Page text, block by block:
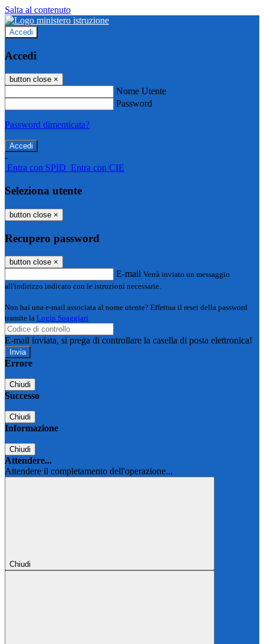
Salta al contenuto
Accedi
Accedi
button close ×
Nome Utente
Password
Password dimenticata?
-
Entra con SPID Entra con CIE
Seleziona utente
button close ×
Recupero password
button close ×
E-mail Verrà inviato un messaggio
all'indirizzo indicato con le istruzioni necessarie.
Non hai una e-mail associata al nome utente? Effettua il reset della password
tramite la Login Spaggiari
E-mail inviata, si prega di controllare la casella di posta elettronica!
Errore
Chiudi
Successo
Chiudi
Informazione
Chiudi
Attendere...
Attendere il completamento dell'operazione...
Chiudi